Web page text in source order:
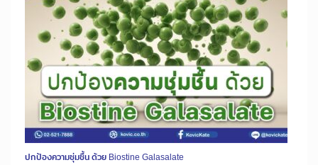
ปกป้องความชุ่มชื้น ด้วย Biostine Galasalate